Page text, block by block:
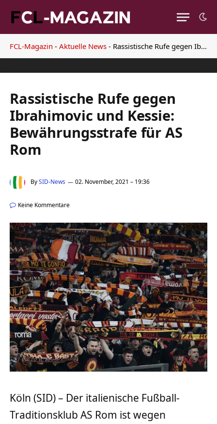
FCL-Magazin - Aktuelle News - Rassistische Rufe gegen Ibrahimovic und Kessie: Bewährungsstrafe für AS Rom
Rassistische Rufe gegen
Ibrahimovic und Kessie:
Bewährungsstrafe für AS
Rom
BySID-News 02. November, 2021 – 19:36
Keine Kommentare
Köln (SID) – Der italienische Fußball-
Traditionsklub AS Rom ist wegen